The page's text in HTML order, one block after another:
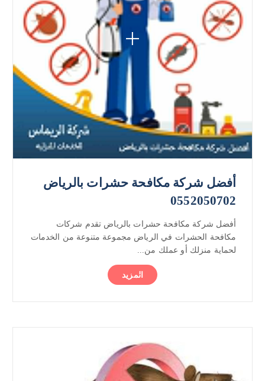
أفضل شركة مكافحة حشرات بالرياض
0552050702
أفضل شركة مكافحة حشرات بالرياض تقدم شركات
مكافحة الحشرات في الرياض مجموعة متنوعة من الخدمات
لحماية منزلك أو عملك من...
المزيد